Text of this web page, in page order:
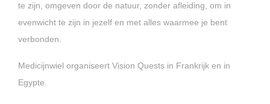
te zijn, omgeven door de natuur, zonder afleiding, om in
evenwicht te zijn in jezelf en met alles waarmee je bent
verbonden.
Medicijnwiel organiseert Vision Quests in Frankrijk en in
Egypte.